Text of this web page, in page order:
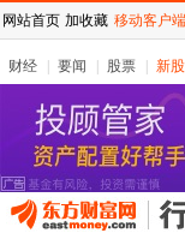
财经 要闻 股票 新股
网站首页 加收藏 移动客户端